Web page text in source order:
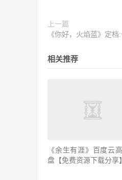
上一篇
《你好，火焰蓝》定档
相关推荐
《余生有涯》百度云
盘【免费资源下载分享】